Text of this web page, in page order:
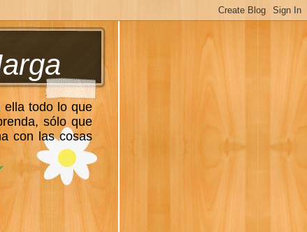
ella todo lo que
sólo que
con las cosas